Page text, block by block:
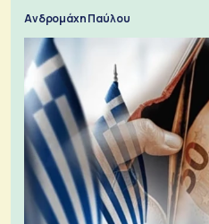
Ανδρομάχη Παύλου